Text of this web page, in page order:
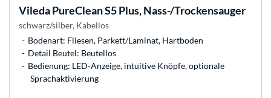
ViledaPureClean S5 Plus, Nass-/Trockensauger
schwarz/silber, Kabellos
Bodenart: Fliesen, Parkett/Laminat, Hartboden
Detail Beutel: Beutellos
Bedienung: LED-Anzeige, intuitive Knöpfe, optionale
Sprachaktivierung